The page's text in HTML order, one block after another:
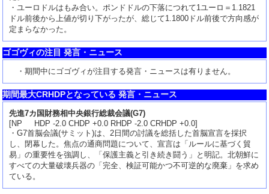
・ユーロドルはもみ合い。ポンドドルの下落につれて1ユーロ＝1.1821
ドル前後から上値が切り下がったが、総じて1.1800ドル前後で方向感が
定まらなかった。
ゴゴヴィの注目 発言・ニュース
・期間中にゴゴヴィが注目する発言・ニュースは有りません。
期間最大CRHDPとなっている 発言・ニュース
先進7カ国財務相中央銀行総裁会議(G7)
[NP HDP -2.0 CHDP +0.0 RHDP -2.0 CRHDP +0.0]
・G7首脳会議(サミット)は、2日間の討議を総括した首脳宣言を採択
し、閉幕した。焦点の通商問題について、宣言は「ルールに基づく貿
易」の重要性を強調し、「保護主義と引き続き闘う」と明記。北朝鮮に
すべての大量破壊兵器の「完全、検証可能かつ不可逆的な廃棄」を求め
ている。